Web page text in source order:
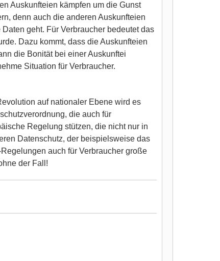
Auskunfteien kämpfen um die Gunst
denn auch die anderen Auskunfteien
geht. Für Verbraucher bedeutet das
Dazu kommt, dass die Auskunfteien
die Bonität bei einer Auskunftei
Situation für Verbraucher.
auf nationaler Ebene wird es
die auch für
Regelung stützen, die nicht nur in
Datenschutz, der beispielsweise das
auch für Verbraucher große
der Fall!